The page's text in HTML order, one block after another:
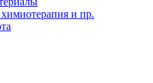
химиотерапия и пр.